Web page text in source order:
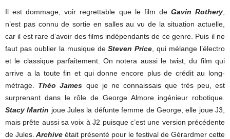
Il est dommage, voir regrettable que le film de Gavin Rothery
n’est pas connu de sortie en salles au vu de la situation actuelle,
car il est rare d’avoir des films indépendants de ce genre. Puis il ne
faut pas oublier la musique deSteven Price , qui mélange l’électro
et le classique parfaitement. On notera aussi le twist, du film qui
arrive a la toute fin et qui donne encore plus de crédit au long-
métrage. Théo James que je ne connaissais que très peu, est
surprenant dans le rôle de George Almore ingénieur robotique.
Stacy Martin joue Jules la défunte femme de George, elle joue J3,
mais prête aussi sa voix à J2 puisque c’est une version précédente
de Jules. Archive était présenté pour le festival de Gérardmer cette